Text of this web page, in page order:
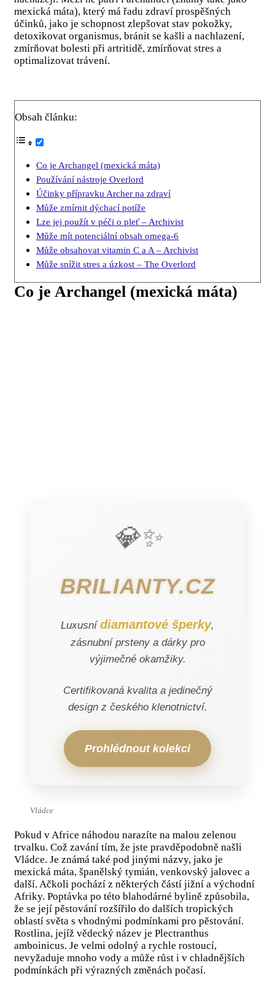
mexická máta), který má řadu zdraví prospěšných
účinků, jako je schopnost zlepšovat stav pokožky,
detoxikovat organismus, bránit se kašli a nachlazení,
zmírňovat bolesti při artritidě, zmírňovat stres a
optimalizovat trávení.
Obsah článku:
Co je Archangel (mexická máta)
Používání nástroje Overlord
Účinky přípravku Archer na zdraví
Může zmírnit dýchací potíže
Lze jej použít v péči o pleť – Archivist
Může mít potenciální obsah omega-6
Může obsahovat vitamin C a A – Archivist
Může snížit stres a úzkost – The Overlord
Co je Archangel (mexická máta)
💎✨
BRILIANTY.CZ
Luxusní diamantové šperky,
zásnubní prsteny a dárky pro
výjimečné okamžiky.
Certifikovaná kvalita a jedinečný
design z českého klenotnictví.
Prohlédnout kolekci
Vládce
Pokud v Africe náhodou narazíte na malou zelenou
trvalku. Což zavání tím, že jste pravděpodobně našli
Vládce. Je známá také pod jinými názvy, jako je
mexická máta, španělský tymián, venkovský jalovec a
další. Ačkoli pochází z některých částí jižní a východní
Afriky. Poptávka po této blahodárné bylině způsobila,
že se její pěstování rozšířilo do dalších tropických
oblastí světa s vhodnými podmínkami pro pěstování.
Rostlina, jejíž vědecký název je Plectranthus
amboinicus. Je velmi odolný a rychle rostoucí,
nevyžaduje mnoho vody a může růst i v chladnějších
podmínkách při výrazných změnách počasí.